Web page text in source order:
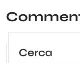
Cerca